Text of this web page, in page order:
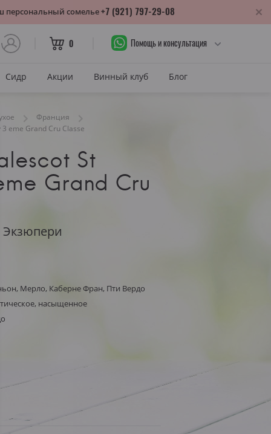
0 Помощь и консультация
край
Штирия
Полусладкое
Белое сухое
Сидр Акции Винный клуб Блог
Франция
eme Grand Cru Classe
St
Grand Cru
Мерло, Каберне Фран, Пти Вердо
насыщенное
персональный сомелье+7 (921) 797-29-08